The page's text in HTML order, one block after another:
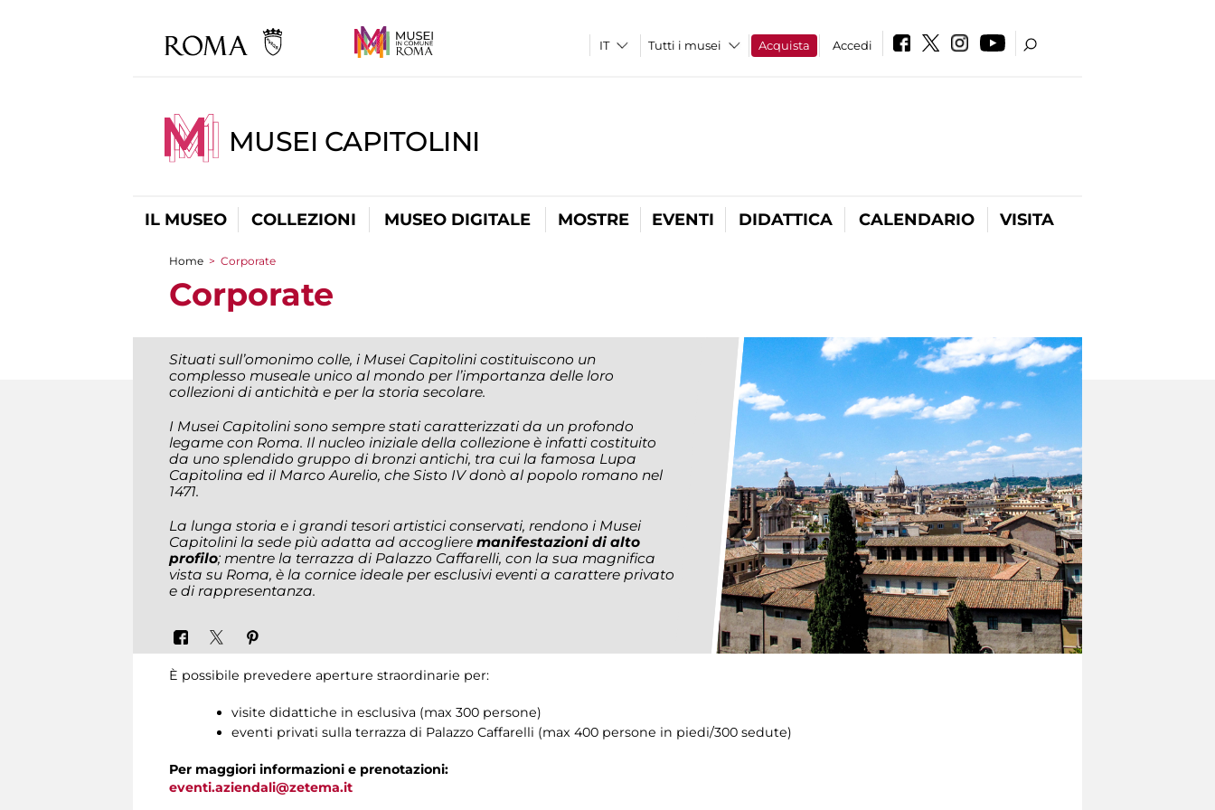
Tutti i musei Acquista Accedi
MUSEI CAPITOLINI
IL MUSEO COLLEZIONI MUSEO DIGITALE MOSTRE EVENTI DIDATTICA CALENDARIO VISITA
Tu sei qui
Home > Corporate
Corporate
Situati sull’omonimo colle, i Musei Capitolini costituiscono un
complesso museale unico al mondo per l’importanza delle loro
collezioni di antichità e per la storia secolare.
I Musei Capitolini sono sempre stati caratterizzati da un profondo
legame con Roma. Il nucleo iniziale della collezione è infatti costituito
da uno splendido gruppo di bronzi antichi, tra cui la famosa Lupa
Capitolina ed il Marco Aurelio, che Sisto IV donò al popolo romano nel
1471.
La lunga storia e i grandi tesori artistici conservati, rendono i Musei
Capitolini la sede più adatta ad accogliere manifestazioni di alto
profilo; mentre la terrazza di Palazzo Caffarelli, con la sua magnifica
vista su Roma, è la cornice ideale per esclusivi eventi a carattere privato
e di rappresentanza.
È possibile prevedere aperture straordinarie per:
visite didattiche in esclusiva (max 300 persone)
eventi privati sulla terrazza di Palazzo Caffarelli (max 400 persone in piedi/300 sedute)
Per maggiori informazioni e prenotazioni:
eventi.aziendali@zetema.it